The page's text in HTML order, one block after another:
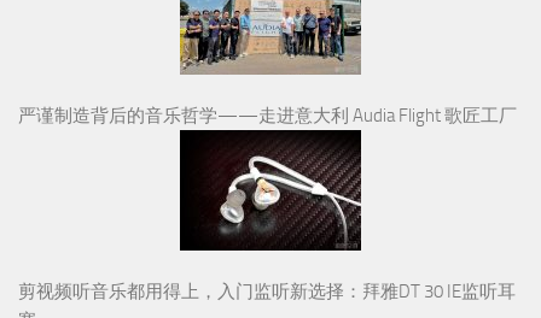
剪视频听音乐都用得上，入门监听新选择：拜雅DT 30 IE监听耳